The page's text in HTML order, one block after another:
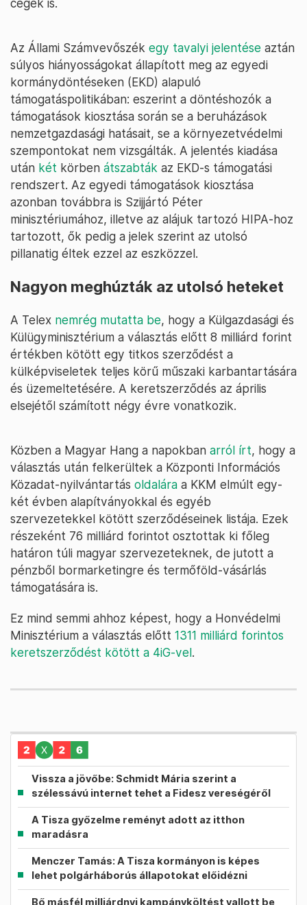
cégek is.
Az Állami Számvevőszék egy tavalyi jelentése aztán
súlyos hiányosságokat állapított meg az egyedi
kormánydöntéseken (EKD) alapuló
támogatáspolitikában: eszerint a döntéshozók a
támogatások kiosztása során se a beruházások
nemzetgazdasági hatásait, se a környezetvédelmi
szempontokat nem vizsgálták. A jelentés kiadása
után két körben átszabták az EKD-s támogatási
rendszert. Az egyedi támogatások kiosztása
azonban továbbra is Szijjártó Péter
minisztériumához, illetve az alájuk tartozó HIPA-hoz
tartozott, ők pedig a jelek szerint az utolsó
pillanatig éltek ezzel az eszközzel.
Nagyon meghúzták az utolsó heteket
A Telex nemrég mutatta be, hogy a Külgazdasági és
Külügyminisztérium a választás előtt 8 milliárd forint
értékben kötött egy titkos szerződést a
külképviseletek teljes körű műszaki karbantartására
és üzemeltetésére. A keretszerződés az április
elsejétől számított négy évre vonatkozik.
Közben a Magyar Hang a napokban arról írt, hogy a
választás után felkerültek a Központi Információs
Közadat-nyilvántartás oldalára a KKM elmúlt egy-
két évben alapítványokkal és egyéb
szervezetekkel kötött szerződéseinek listája. Ezek
részeként 76 milliárd forintot osztottak ki főleg
határon túli magyar szervezeteknek, de jutott a
pénzből bormarketingre és termőföld-vásárlás
támogatására is.
Ez mind semmi ahhoz képest, hogy a Honvédelmi
Minisztérium a választás előtt 1311 milliárd forintos
keretszerződést kötött a 4iG-vel.
Vissza a jövőbe: Schmidt Mária szerint a
szélessávú internet tehet a Fidesz vereségéről
A Tisza győzelme reményt adott az itthon
maradásra
Menczer Tamás: A Tisza kormányon is képes
lehet polgárháborús állapotokat előidézni
Bő másfél milliárdnyi kampányköltést vallott be